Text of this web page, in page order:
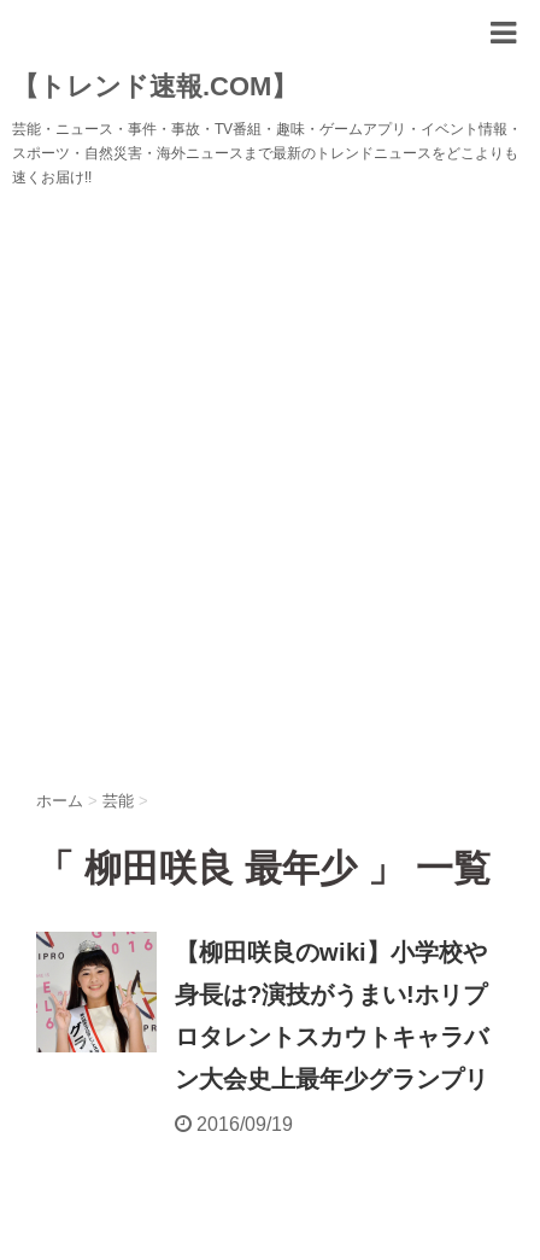
【トレンド速報.COM】
芸能・ニュース・事件・事故・TV番組・趣味・ゲームアプリ・イベント情報・
スポーツ・自然災害・海外ニュースまで最新のトレンドニュースをどこよりも
速くお届け!!
ホーム > 芸能 >
「 柳田咲良 最年少 」 一覧
【柳田咲良のwiki】小学校や
身長は?演技がうまい!ホリプ
ロタレントスカウトキャラバ
ン大会史上最年少グランプリ
2016/09/19